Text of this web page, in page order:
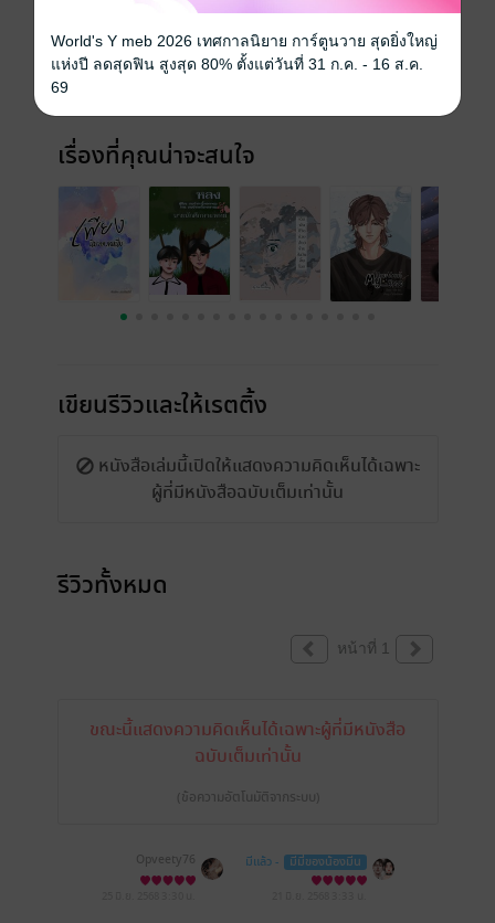
20 มิถุนายน 2568
ความยาว 171 หน้า (≈ 16,490 คำ)
ราคาปก
เรื่องที่คุณน่าจะสนใจ
เขียนรีวิวและให้เรตติ้ง
หนังสือเล่มนี้เปิดให้แสดงความคิดเห็นได้เฉพาะ
ผู้ที่มีหนังสือฉบับเต็มเท่านั้น
รีวิวทั้งหมด
หน้าที่ 1
ขณะนี้แสดงความคิดเห็นได้เฉพาะผู้ที่มีหนังสือ
ฉบับเต็มเท่านั้น
(ข้อความอัตโนมัติจากระบบ)
Opveety76 มีแล้ว - มีมี่ของน้องมีน
World's Y meb 2026 เทศกาลนิยาย การ์ตูนวาย สุดยิ่งใหญ่
แห่งปี ลดสุดฟิน สูงสุด 80% ตั้งแต่วันที่ 31 ก.ค. - 16 ส.ค.
69